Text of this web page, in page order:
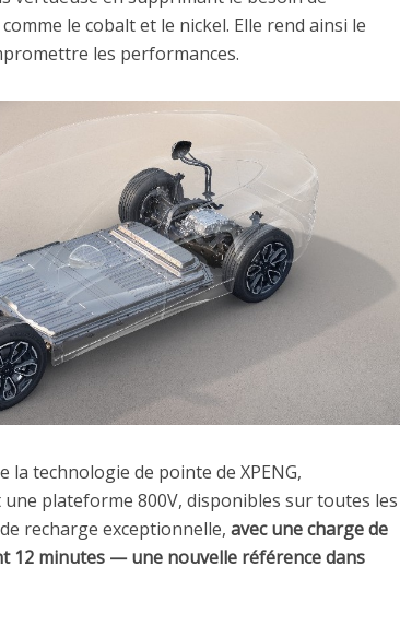
le cobalt et le nickel. Elle rend ainsi le
les performances.
la technologie de pointe de XPENG,
plateforme 800V, disponibles sur toutes les
recharge exceptionnelle, avec une charge de
12 minutes — une nouvelle référence dans